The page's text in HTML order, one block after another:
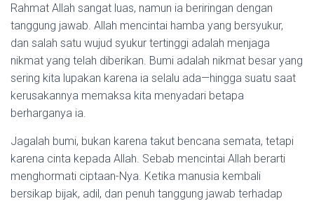
Rahmat Allah sangat luas, namun ia beriringan dengan
tanggung jawab. Allah mencintai hamba yang bersyukur,
dan salah satu wujud syukur tertinggi adalah menjaga
nikmat yang telah diberikan. Bumi adalah nikmat besar yang
sering kita lupakan karena ia selalu ada—hingga suatu saat
kerusakannya memaksa kita menyadari betapa
berharganya ia.
Jagalah bumi, bukan karena takut bencana semata, tetapi
karena cinta kepada Allah. Sebab mencintai Allah berarti
menghormati ciptaan-Nya. Ketika manusia kembali
bersikap bijak, adil, dan penuh tanggung jawab terhadap